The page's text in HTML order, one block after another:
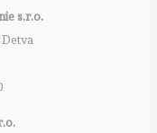
s.r.o.